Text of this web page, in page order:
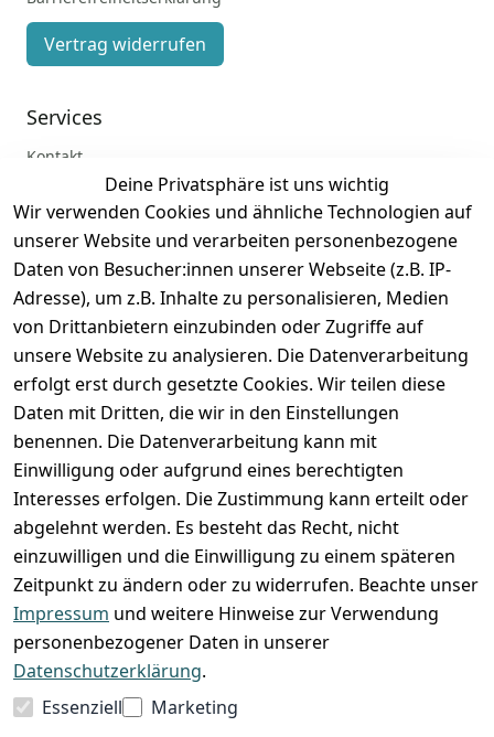
Deine Privatsphäre ist uns wichtig
Wir verwenden Cookies und ähnliche Technologien auf
unserer Website und verarbeiten personenbezogene
Daten von Besucher:innen unserer Webseite (z.B. IP-
Adresse), um z.B. Inhalte zu personalisieren, Medien
von Drittanbietern einzubinden oder Zugriffe auf
unsere Website zu analysieren. Die Datenverarbeitung
erfolgt erst durch gesetzte Cookies. Wir teilen diese
Daten mit Dritten, die wir in den Einstellungen
benennen. Die Datenverarbeitung kann mit
Einwilligung oder aufgrund eines berechtigten
Interesses erfolgen. Die Zustimmung kann erteilt oder
abgelehnt werden. Es besteht das Recht, nicht
einzuwilligen und die Einwilligung zu einem späteren
Zeitpunkt zu ändern oder zu widerrufen. Beachte unser
Impressum und weitere Hinweise zur Verwendung
personenbezogener Daten in unserer
Datenschutzerklärung.
Essenziell
Marketing
Vertrag widerrufen
Services
Kontakt
Registrieren
Zahlung und Versand
VORKASSE RECHNUNG